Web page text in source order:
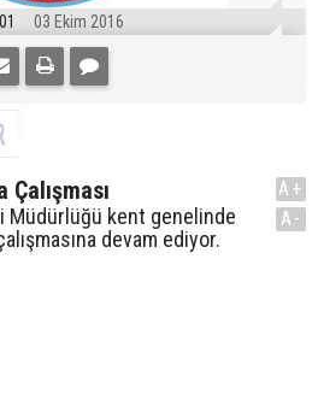
03 Ekim 2016
Çalışması
Müdürlüğü kent genelinde
devam ediyor.
A+
A-